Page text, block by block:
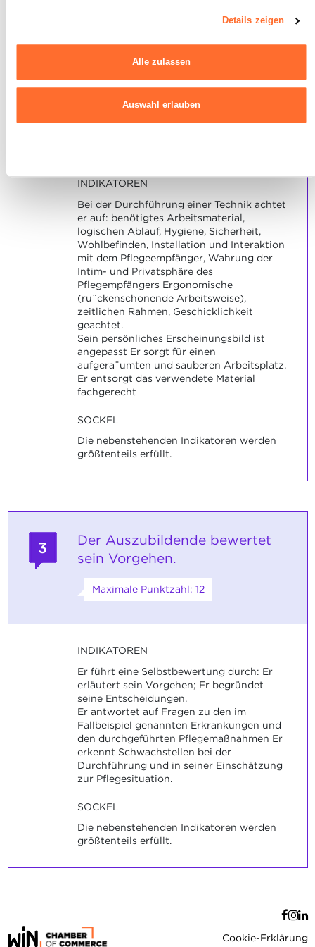
indem Sie auf das indem Sie auf das schwebende Symbol unten
Ausführlichere Informationen darüber, wie wir Cookies nutzen und
wie wir mit Ihren personenbezogenen Daten umgehen, finden sie
Details zeigen
Alle zulassen
Auswahl erlauben
Pflegetechnik in Anlehnung an
und durchzuführen.
Maximale Punktzahl: 24
INDIKATOREN
Bei der Durchführung einer Technik achtet
er auf: benötigtes Arbeitsmaterial,
logischen Ablauf, Hygiene, Sicherheit,
Wohlbefinden, Installation und Interaktion
mit dem Pflegeempfänger, Wahrung der
Intim- und Privatsphäre des
Pflegempfängers Ergonomische
(ru¨ckenschonende Arbeitsweise),
zeitlichen Rahmen, Geschicklichkeit
geachtet.
Sein persönliches Erscheinungsbild ist
angepasst Er sorgt für einen
aufgera¨umten und sauberen Arbeitsplatz.
Er entsorgt das verwendete Material
fachgerecht
SOCKEL
Die nebenstehenden Indikatoren werden
größtenteils erfüllt.
3
Der Auszubildende bewertet
sein Vorgehen.
Maximale Punktzahl: 12
INDIKATOREN
Er führt eine Selbstbewertung durch: Er
erläutert sein Vorgehen; Er begründet
seine Entscheidungen.
Er antwortet auf Fragen zu den im
Fallbeispiel genannten Erkrankungen und
den durchgeführten Pflegemaßnahmen Er
erkennt Schwachstellen bei der
Durchführung und in seiner Einschätzung
zur Pflegesituation.
SOCKEL
Die nebenstehenden Indikatoren werden
größtenteils erfüllt.
Cookie-Erklärung